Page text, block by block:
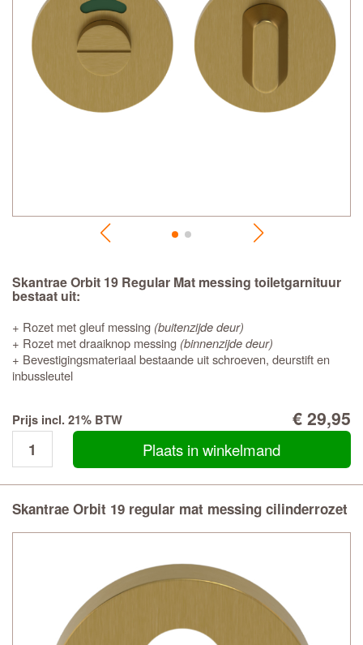
Skantrae Orbit 19 Regular Mat messing toiletgarnituur
bestaat uit:
+ Rozet met gleuf messing (buitenzijde deur)
+ Rozet met draaiknop messing (binnenzijde deur)
+ Bevestigingsmateriaal bestaande uit schroeven, deurstift en
inbussleutel
Prijs incl. 21% BTW € 29,95
Plaats in winkelmand
Skantrae Orbit 19 regular mat messing cilinderrozet